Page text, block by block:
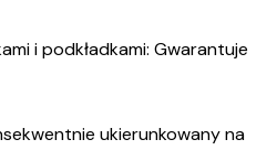
i podkładkami: Gwarantuje
ukierunkowany na